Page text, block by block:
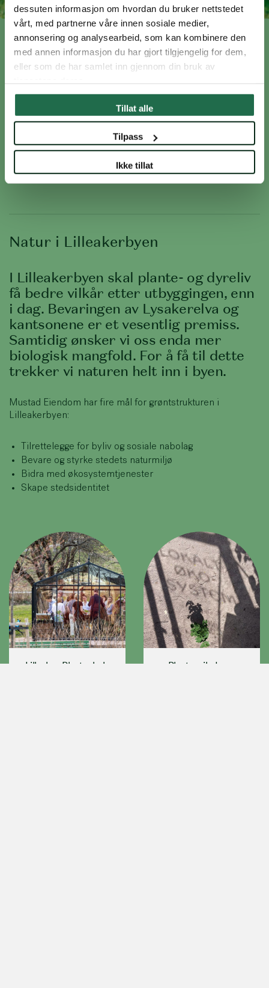
dessuten informasjon om hvordan du bruker nettstedet
vårt, med partnerne våre innen sosiale medier,
annonsering og analysearbeid, som kan kombinere den
med annen informasjon du har gjort tilgjengelig for dem,
eller som de har samlet inn gjennom din bruk av
Tillat alle
Tilpass
Ikke tillat
BYUTVIKLING
Natur i Lilleakerbyen
I Lilleakerbyen skal plante- og dyreliv få bedre
vilkår etter utbyggingen, enn i dag. For å få til
dette trekker vi naturen helt inn i byen.
Natur i Lilleakerbyen
I Lilleakerbyen skal plante- og dyreliv
få bedre vilkår etter utbyggingen, enn
i dag. Bevaringen av Lysakerelva og
kantsonene er et vesentlig premiss.
Samtidig ønsker vi oss enda mer
biologisk mangfold. For å få til dette
trekker vi naturen helt inn i byen.
Mustad Eiendom har fire mål for grøntstrukturen i
Lilleakerbyen:
Tilrettelegge for byliv og sosiale nabolag
Bevare og styrke stedets naturmiljø
Bidra med økosystemtjenester
Skape stedsidentitet
Lilleaker Planteskole Planteveilederen